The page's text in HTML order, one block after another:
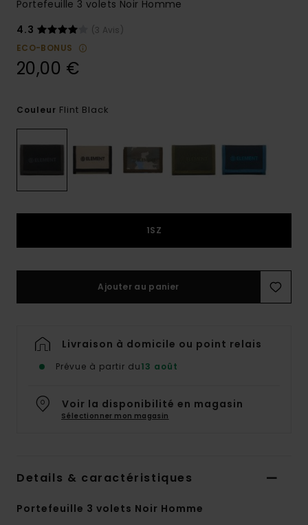
Portefeuille 3 volets Noir Homme
4.3
(3 Avis)
ECO-BONUS
20,00 €
Couleur Flint Black
1SZ
Ajouter au panier
Livraison à domicile ou point relais
Prévue à partir du13 août
Voir la disponibilité en magasin
Sélectionner mon magasin
Details & caractéristiques
Portefeuille 3 volets Noir Homme